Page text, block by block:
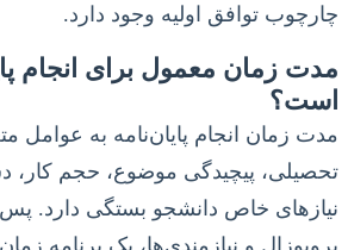
چارچوب توافق اولیه وجود دارد.
مدت زمان معمول برای انجام
است؟
مدت زمان انجام پایان‌نامه به عوامل
تحصیلی، پیچیدگی موضوع، حجم کار،
نیازهای خاص دانشجو بستگی دارد.
پروپوزال و نیازمندی‌ها، یک برنامه